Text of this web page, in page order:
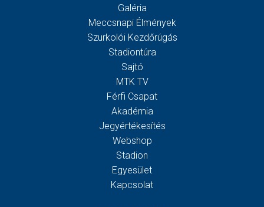
Galéria
Meccsnapi Élmények
Szurkolói Kezdőrúgás
Stadiontúra
Sajtó
MTK TV
Férfi Csapat
Akadémia
Jegyértékesítés
Webshop
Stadion
Egyesület
Kapcsolat